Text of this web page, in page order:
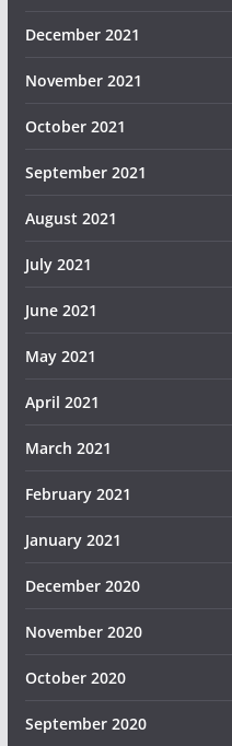
December 2021
November 2021
October 2021
September 2021
August 2021
July 2021
June 2021
May 2021
April 2021
March 2021
February 2021
January 2021
December 2020
November 2020
October 2020
September 2020